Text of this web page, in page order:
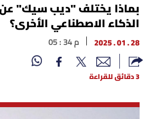
إقرأ الجريدة
لبنان
الغلاف
نداء اليوم
بماذا يختلف "ديب سيك"
الذكاء الاصطناعي الأخرى؟
28 . 01 . 2025 05 : 34 م
3 دقائق للقراءة